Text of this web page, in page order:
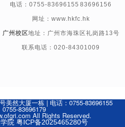
电话：0755-83696155 83696156
网址：www.hkfc.hk
广州校区地址：广州市海珠区礼岗路13号
联系电话：020-84301009
美然大厦一栋 | 电话：0755-83696155
83696179
All Rights Reserved.
院 粤ICP备2025465280号